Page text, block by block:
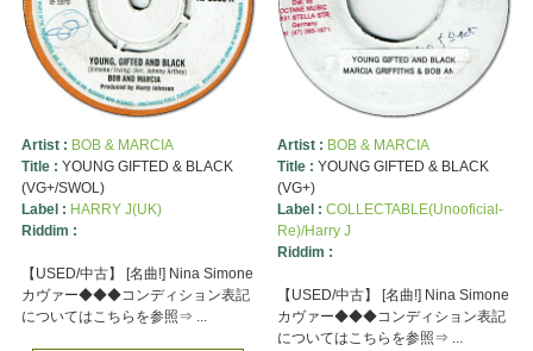
Artist : BOB & MARCIA
Title : YOUNG GIFTED & BLACK
(VG+/SWOL)
Label : HARRY J(UK)
Riddim :
【USED/中古】 [名曲!] Nina Simone
カヴァー◆◆◆コンディション表記
についてはこちらを参照⇒ ...
Artist : BOB & MARCIA
Title : YOUNG GIFTED & BLACK
(VG+)
Label : COLLECTABLE(Unooficial-
Re)/Harry J
Riddim :
【USED/中古】 [名曲!] Nina Simone
カヴァー◆◆◆コンディション表記
についてはこちらを参照⇒ ...